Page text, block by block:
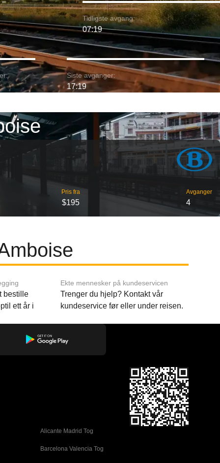
Tidligste avgang:
07:19
Siste avganger:
17:19
Pris fra
$195
Avganger
4
bestille
ett år i
Ekte mennesker på kundeservicen
Trenger du hjelp? Kontakt vår
kundeservice før eller under reisen.
Alicante Madrid Tog
Barcelona Valencia Tog